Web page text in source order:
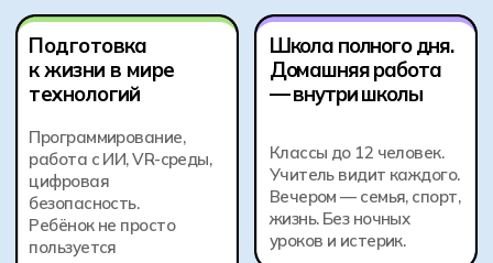
Учителя, которых
помнят
Мы собираем взрослых,
которые умеют
Объяснять
до понимания.
И относиться к ребёнку
как к личности, а не
к «единице в журнале».
С честными,
сильными
результатами
Без «натянутых» оценок.
Без дедлайнов
подготовкой
и поддержкой
психолога.